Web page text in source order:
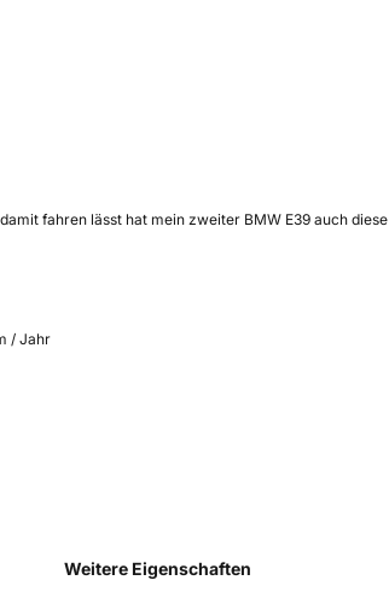
fahren lässt hat mein zweiter BMW E39 auch
/ Jahr
Weitere Eigenschaften